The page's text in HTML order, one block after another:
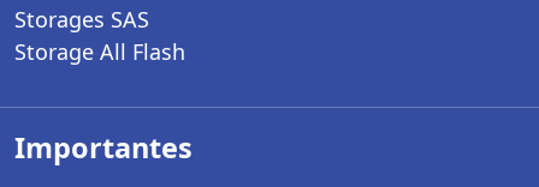
Storages SAS
Storage All Flash
Importantes